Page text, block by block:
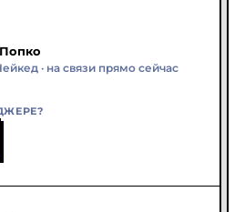
· на связи прямо сейчас